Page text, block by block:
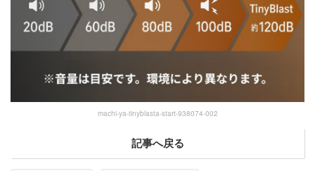
machi-ya-tinyblasta-start-938074-002
記事へ戻る